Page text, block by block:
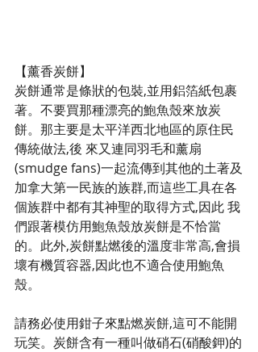
【薰香炭餅】
炭餅通常是條狀的包裝,並用鋁箔紙包裹
著。不要買那種漂亮的鮑魚殼來放炭
餅。那主要是太平洋西北地區的原住民
傳統做法,後 來又連同羽毛和薰扇
(smudge fans)一起流傳到其他的土著及
加拿大第一民族的族群,而這些工具在各
個族群中都有其神聖的取得方式,因此 我
們跟著模仿用鮑魚殼放炭餅是不恰當
的。此外,炭餅點燃後的溫度非常高,會損
壞有機質容器,因此也不適合使用鮑魚
殼。
請務必使用鉗子來點燃炭餅,這可不能開
玩笑。炭餅含有一種叫做硝石(硝酸鉀)的